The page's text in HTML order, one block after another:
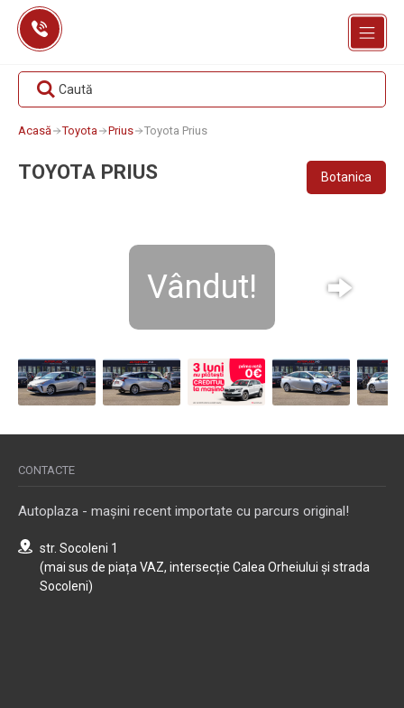
Skip
content
Caută
Acasă Toyota Prius Toyota Prius
TOYOTA PRIUS Botanica
Vândut!
CONTACTE
Autoplaza - mașini recent importate cu parcurs original!
str. Socoleni 1
(mai sus de piața VAZ, intersecție Calea Orheiului și strada
Socoleni)